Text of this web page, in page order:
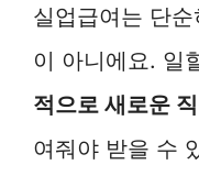
실업급여는 단
이 아니에요. 일
적으로 새로운
여줘야 받을 수